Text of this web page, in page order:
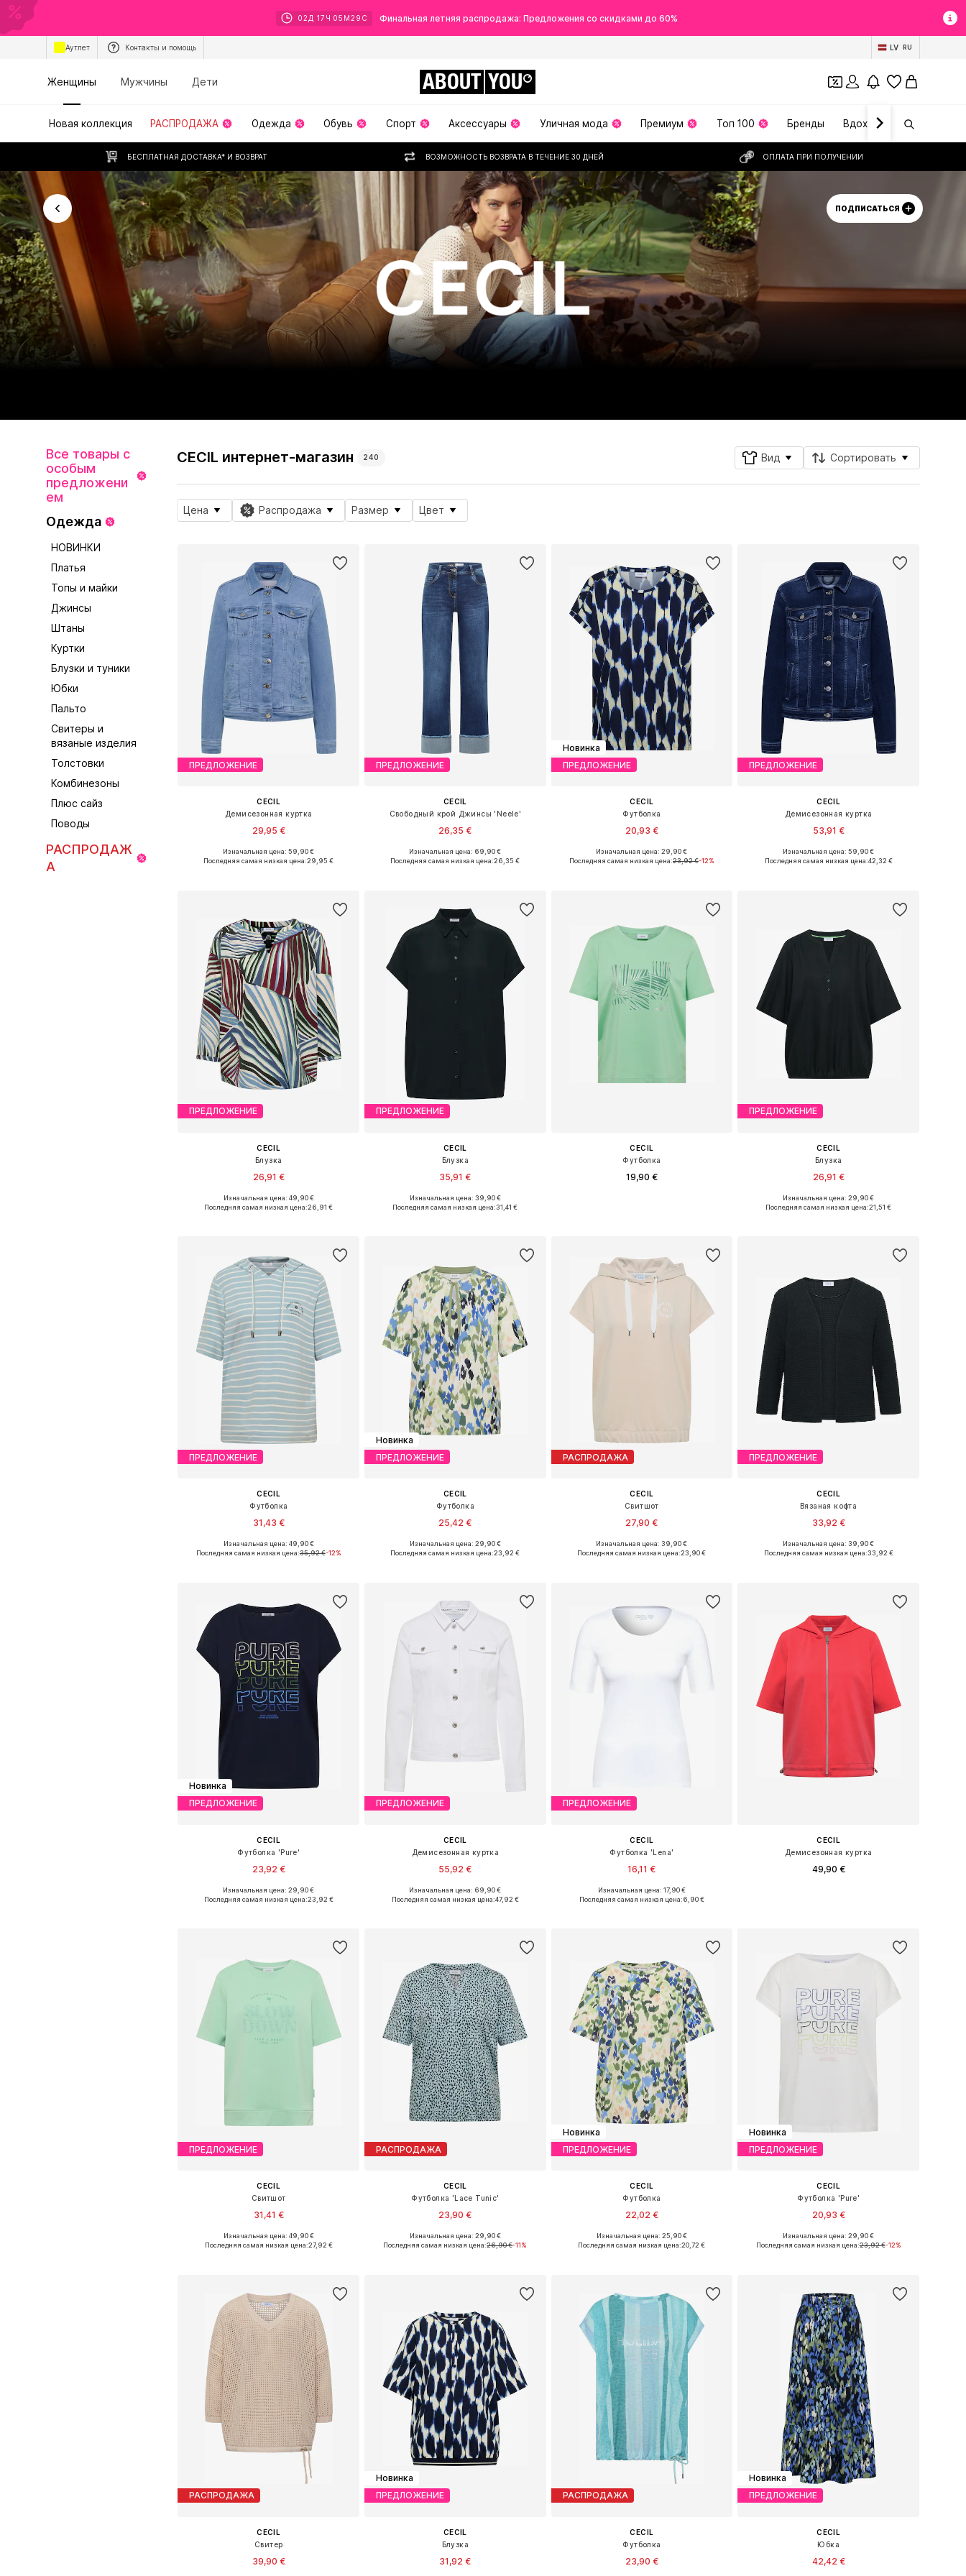
02 Д 17 Ч 05 М26 С Финальная летняя распродажа: Предложения со скидками до 60%
Аутлет Контакты и помощь LV RU
Женщины Мужчины Дети ABOUT YOU
Новая коллекция РАСПРОДАЖА Одежда Обувь Спорт Аксессуары Уличная мода Премиум Топ 100 Бренды Вдохновение
БЕСПЛАТНАЯ ДОСТАВКА* И ВОЗВРАТ ВОЗМОЖНОСТЬ ВОЗВРАТА В ТЕЧЕНИЕ 30 ДНЕЙ ОПЛАТА ПРИ ПОЛУЧЕНИИ
ПОДПИСАТЬСЯ
Все товары с
особым
предложени
ем
Одежда
НОВИНКИ
Платья
Топы и майки
Джинсы
Штаны
Куртки
Блузки и туники
Юбки
Пальто
Свитеры и
вязаные изделия
Толстовки
Комбинезоны
Плюс сайз
Поводы
РАСПРОДАЖ
А
CECIL интернет-магазин 240 Вид Сортировать
Цена Распродажа Размер Цвет
ПРЕДЛОЖЕНИЕ
CECIL
Демисезонная куртка
29,95 €
Доступные размеры: S, M, XL, XXL
Изначальная цена: 59,90 €
Последняя самая низкая цена:29,95 €
ПРЕДЛОЖЕНИЕ
CECIL
Свободный крой Джинсы 'Neele'
26,35 €
Доступно множество размеров
Изначальная цена: 69,90 €
Последняя самая низкая цена:26,35 €
Новинка
ПРЕДЛОЖЕНИЕ
CECIL
Футболка
20,93 €
Доступные размеры: XS, S, M, L, XL, XXL
Изначальная цена: 29,90 €
Последняя самая низкая цена:23,92 €-12%
ПРЕДЛОЖЕНИЕ
CECIL
Демисезонная куртка
53,91 €
Доступные размеры: XS, S, M, L, XL, XXL
Изначальная цена: 59,90 €
Последняя самая низкая цена:42,32 €
ПРЕДЛОЖЕНИЕ
CECIL
Блузка
26,91 €
Доступные размеры: S, M, L, XL, XXL
Изначальная цена: 49,90 €
Последняя самая низкая цена:26,91 €
ПРЕДЛОЖЕНИЕ
CECIL
Блузка
35,91 €
Доступные размеры: S, M, L, XL, XXL
Изначальная цена: 39,90 €
Последняя самая низкая цена:31,41 €
CECIL
Футболка
19,90 €
ПРЕДЛОЖЕНИЕ
CECIL
Блузка
26,91 €
Доступные размеры: XS, S, M, L, XL
Изначальная цена: 29,90 €
Последняя самая низкая цена:21,51 €
ПРЕДЛОЖЕНИЕ
CECIL
Футболка
31,43 €
Доступные размеры: XS, S, M, L, XL, XXL
Изначальная цена: 49,90 €
Последняя самая низкая цена:35,92 €-12%
Новинка
ПРЕДЛОЖЕНИЕ
CECIL
Футболка
25,42 €
Доступные размеры: XS, S, M, L, XL, XXL
Изначальная цена: 29,90 €
Последняя самая низкая цена:23,92 €
РАСПРОДАЖА
CECIL
Свитшот
27,90 €
Доступные размеры: XS, S, M, XL
Изначальная цена: 39,90 €
Последняя самая низкая цена:23,90 €
ПРЕДЛОЖЕНИЕ
CECIL
Вязаная кофта
33,92 €
Доступные размеры: S, M, L, XL, XXL
Изначальная цена: 39,90 €
Последняя самая низкая цена:33,92 €
Новинка
ПРЕДЛОЖЕНИЕ
CECIL
Футболка 'Pure'
23,92 €
Доступные размеры: XS, S, M, L, XL, XXL
Изначальная цена: 29,90 €
Последняя самая низкая цена:23,92 €
ПРЕДЛОЖЕНИЕ
CECIL
Демисезонная куртка
55,92 €
Доступные размеры: XS, S, M, L, XL
Изначальная цена: 69,90 €
Последняя самая низкая цена:47,92 €
ПРЕДЛОЖЕНИЕ
CECIL
Футболка 'Lena'
16,11 €
+ 2
Доступные размеры: XS, M, L, XL, XXL
Изначальная цена: 17,90 €
Последняя самая низкая цена:6,90 €
CECIL
Демисезонная куртка
49,90 €
ПРЕДЛОЖЕНИЕ
CECIL
Свитшот
31,41 €
Доступные размеры: XS, S, M, L, XXL
Изначальная цена: 49,90 €
Последняя самая низкая цена:27,92 €
РАСПРОДАЖА
CECIL
Футболка 'Lace Tunic'
23,90 €
Доступные размеры: XS, S, M, L, XXL
Изначальная цена: 29,90 €
Последняя самая низкая цена:26,90 €-11%
Новинка
ПРЕДЛОЖЕНИЕ
CECIL
Футболка
22,02 €
Доступные размеры: XS, S, M, L, XL, XXL
Изначальная цена: 25,90 €
Последняя самая низкая цена:20,72 €
Новинка
ПРЕДЛОЖЕНИЕ
CECIL
Футболка 'Pure'
20,93 €
Доступные размеры: XS, S, M, L, XL, XXL
Изначальная цена: 29,90 €
Последняя самая низкая цена:23,92 €-12%
РАСПРОДАЖА
CECIL
Свитер
39,90 €
Новинка
ПРЕДЛОЖЕНИЕ
CECIL
Блузка
31,92 €
РАСПРОДАЖА
CECIL
Футболка
23,90 €
Новинка
ПРЕДЛОЖЕНИЕ
CECIL
Юбка
42,42 €